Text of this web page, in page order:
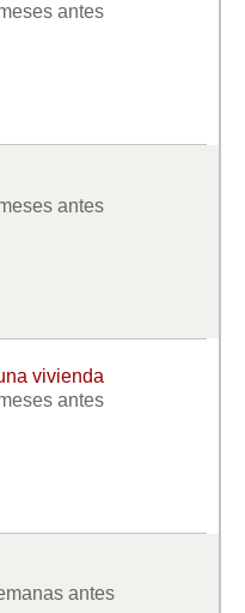
antes
antes
vivienda
antes
antes